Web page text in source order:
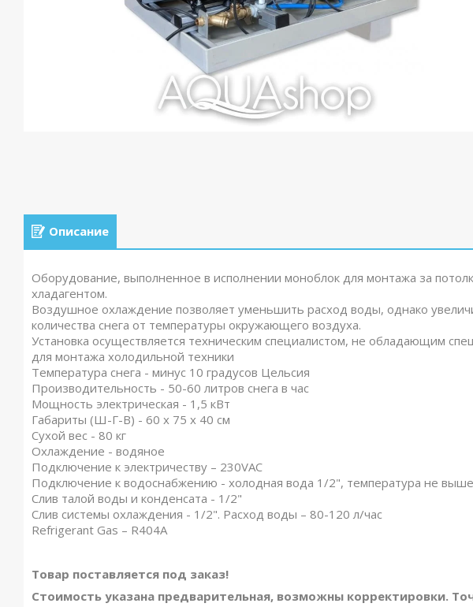
Описание
Оборудование, выполненное в исполнении моноблок для монтажа за
хладагентом.
Воздушное охлаждение позволяет уменьшить расход воды, однако
количества снега от температуры окружающего воздуха.
Установка осуществляется техническим специалистом, не обладающим
для монтажа холодильной техники
Температура снега - минус 10 градусов Цельсия
Производительность - 50-60 литров снега в час
Мощность электрическая - 1,5 кВт
Габариты (Ш-Г-В) - 60 х 75 х 40 см
Сухой вес - 80 кг
Охлаждение - водяное
Подключение к электричеству – 230VAC
Подключение к водоснабжению - холодная вода 1/2", температура не
Слив талой воды и конденсата - 1/2"
Слив системы охлаждения - 1/2". Расход воды – 80-120 л/час
Refrigerant Gas – R404A
Товар поставляется под заказ!
Стоимость указана предварительная, возможны корректировки.